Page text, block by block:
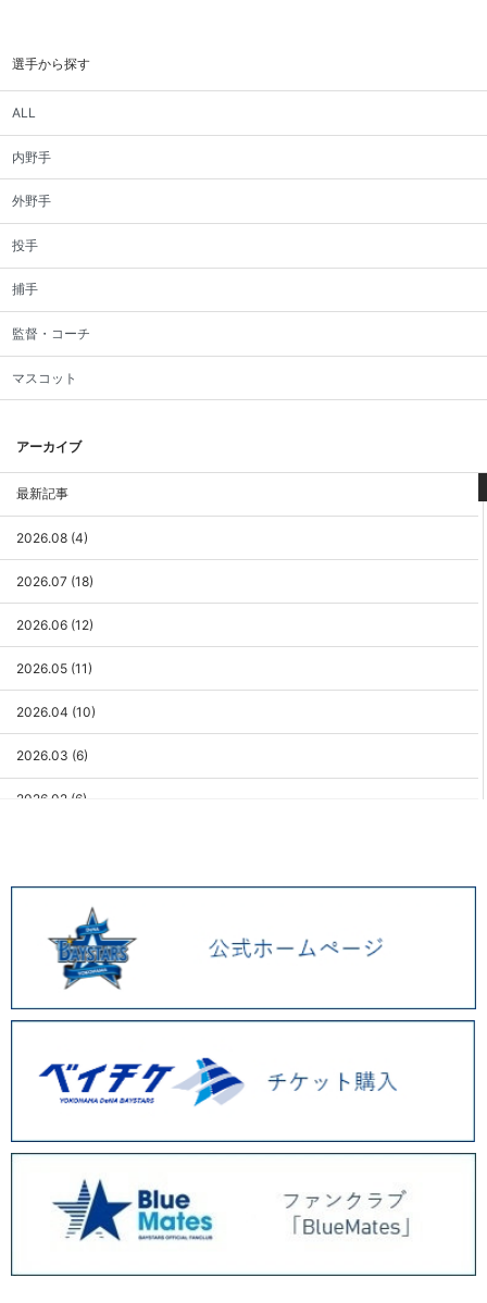
選手から探す
ALL
内野手
外野手
投手
捕手
監督・コーチ
マスコット
アーカイブ
最新記事
2026.08 (4)
2026.07 (18)
2026.06 (12)
2026.05 (11)
2026.04 (10)
2026.03 (6)
2026.02 (6)
2025.12 (3)
2025.11 (6)
2025.10 (5)
2025.09 (5)
2025.08 (6)
2025.07 (6)
2025.05 (9)
2025.04 (9)
2025.03 (9)